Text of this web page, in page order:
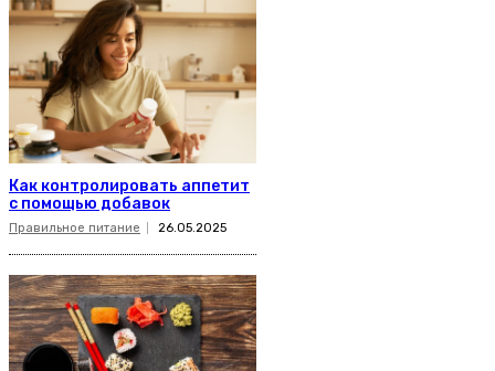
Как контролировать аппетит
с помощью добавок
Правильное питание 26.05.2025